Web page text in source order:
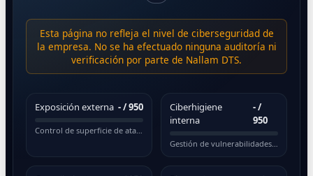
Esta página no refleja el nivel de ciberseguridad de
la empresa. No se ha efectuado ninguna auditoría ni
verificación por parte de Nallam DTS.
Exposición externa -/ 950
Control de superficie de ataque pública
Ciberhigiene
interna
-/
950
Gestión de vulnerabilidades y actualizaciones